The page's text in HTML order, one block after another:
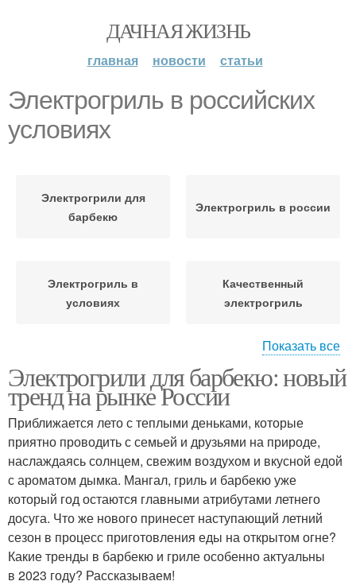
ДАЧНАЯ ЖИЗНЬ
главная новости статьи
Электрогриль в российских
условиях
Электрогрили для
барбекю
Электрогриль в россии
Электрогриль в
условиях
Качественный
электрогриль
Блюда на электрогриле
Показать все
Электрогрили для барбекю: новый
тренд на рынке России
Приближается лето с теплыми деньками, которые
приятно проводить с семьей и друзьями на природе,
наслаждаясь солнцем, свежим воздухом и вкусной едой
с ароматом дымка. Мангал, гриль и барбекю уже
который год остаются главными атрибутами летнего
досуга. Что же нового принесет наступающий летний
сезон в процесс приготовления еды на открытом огне?
Какие тренды в барбекю и гриле особенно актуальны
в 2023 году? Рассказываем!